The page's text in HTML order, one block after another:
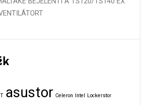
asustor Celeron Intel Lockerstor